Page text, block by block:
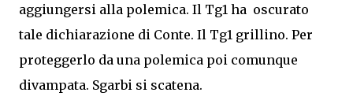
aggiungersi alla polemica. Il Tg1 ha oscurato
tale dichiarazione di Conte. Il Tg1 grillino. Per
proteggerlo da una polemica poi comunque
divampata. Sgarbi si scatena.